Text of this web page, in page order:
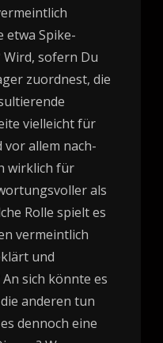
etwa Spike-
Wird, sofern Du
zuordnest, die
vielleicht für
vor allem nach-
wirklich für
als
Rolle spielt es
vermeintlich
und
sich könnte es
anderen tun
dennoch eine